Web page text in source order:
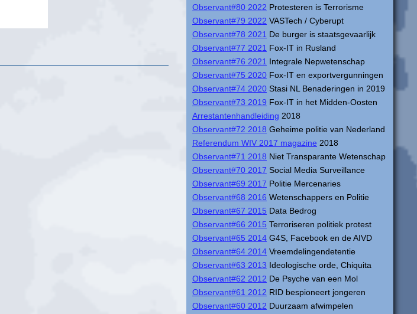
Observant#80 2022 Protesteren is Terrorisme
Observant#79 2022 VASTech / Cyberupt
Observant#78 2021 De burger is staatsgevaarlijk
Observant#77 2021 Fox-IT in Rusland
Observant#76 2021 Integrale Nepwetenschap
Observant#75 2020 Fox-IT en exportvergunningen
Observant#74 2020 Stasi NL Benaderingen in 2019
Observant#73 2019 Fox-IT in het Midden-Oosten
Arrestantenhandleiding 2018
Observant#72 2018 Geheime politie van Nederland
Referendum WIV 2017 magazine 2018
Observant#71 2018 Niet Transparante Wetenschap
Observant#70 2017 Social Media Surveillance
Observant#69 2017 Politie Mercenaries
Observant#68 2016 Wetenschappers en Politie
Observant#67 2015 Data Bedrog
Observant#66 2015 Terroriseren politiek protest
Observant#65 2014 G4S, Facebook en de AIVD
Observant#64 2014 Vreemdelingendetentie
Observant#63 2013 Ideologische orde, Chiquita
Observant#62 2012 De Psyche van een Mol
Observant#61 2012 RID bespioneert jongeren
Observant#60 2012 Duurzaam afwimpelen